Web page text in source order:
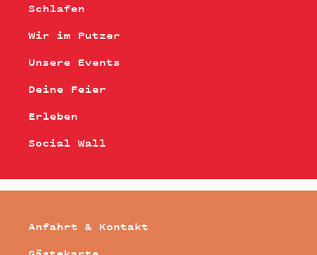
Schlafen
Wir im Putzer
Unsere Events
Deine Feier
Erleben
Social Wall
Anfahrt & Kontakt